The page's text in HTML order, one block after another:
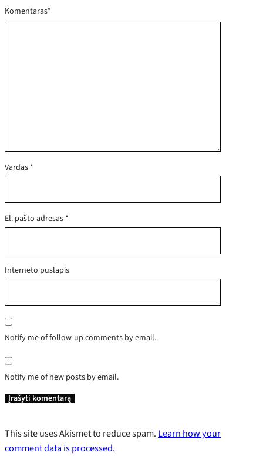
Komentaras*
Vardas *
El. pašto adresas *
Interneto puslapis
Notify me of follow-up comments by email.
Notify me of new posts by email.
This site uses Akismet to reduce spam. Learn how your
comment data is processed.